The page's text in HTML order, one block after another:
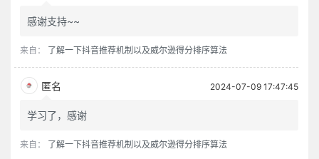
感谢支持~~
来自： 了解一下抖音推荐机制以及威尔逊得分排序算法
匿名 2024-07-09 17:47:45
学习了，感谢
来自： 了解一下抖音推荐机制以及威尔逊得分排序算法